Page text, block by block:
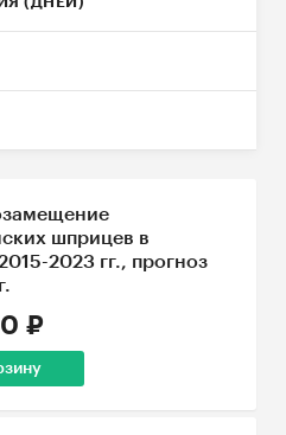
шприцев в
2023 гг., прогноз
₽